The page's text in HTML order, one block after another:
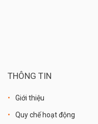
THÔNG TIN
Giới thiệu
Quy chế hoạt động